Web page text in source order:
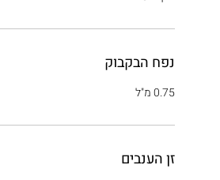
נפח הבקבוק
0.75 מ"ל
זן הענבים